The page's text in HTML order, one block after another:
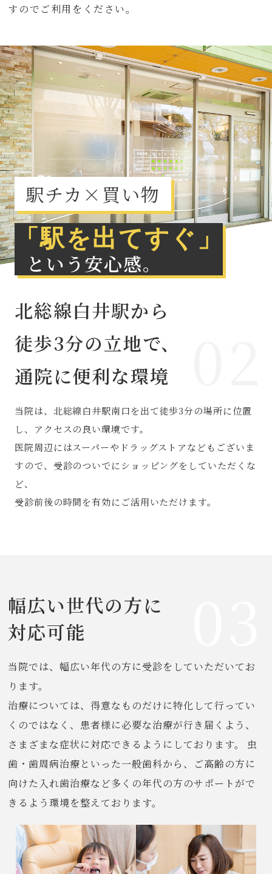
すのでご利用をください。
駅チカ×買い物
「駅を出てすぐ」
という安心感。
北総線白井駅から
徒歩3分の立地で、
通院に便利な環境
当院は、北総線白井駅南口を出て徒歩3分の場所に位置
し、アクセスの良い環境です。
医院周辺にはスーパーやドラッグストアなどもございま
すので、受診のついでにショッピングをしていただくな
ど、
受診前後の時間を有効にご活用いただけます。
幅広い世代の方に
対応可能
当院では、幅広い年代の方に受診をしていただいてお
ります。
治療については、得意なものだけに特化して行ってい
くのではなく、患者様に必要な治療が行き届くよう、
さまざまな症状に対応できるようにしております。 虫
歯・歯周病治療といった一般歯科から、ご高齢の方に
向けた入れ歯治療など多くの年代の方のサポートがで
きるよう環境を整えております。